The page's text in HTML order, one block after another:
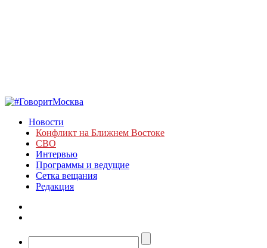
Новости
Конфликт на Ближнем Востоке
СВО
Интервью
Программы и ведущие
Сетка вещания
Редакция